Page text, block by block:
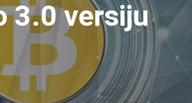
3.0 versiju